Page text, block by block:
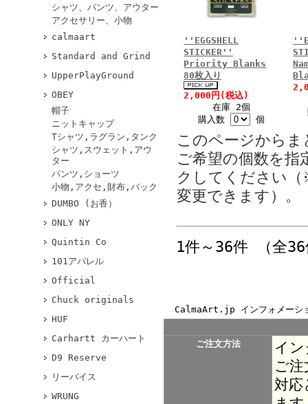
シャツ、パンツ、アウター
アクセサリー、小物
calmaart
Standard and Grind
UpperPlayGround
OBEY
帽子
ニットキャップ
Tシャツ,ラグラン,タンク
シャツ,スウェット,アウ
ター
パンツ,ショーツ
小物,アクセ,財布,バック
DUMBO (お香）
ONLY NY
Quintin Co
101アパレル
Official
Chuck originals
HUF
Carhartt カーハート
D9 Reserve
リーバイス
WRUNG
''EGGSHELL
STICKER''
Priority Blanks
80枚入り
2,000円(税込)
在庫 2個
購入数
個
このページから
ご希望の個数を
クしてください
変更できます）。
1件～36件 （全36
CalmaArt.jp インフォメーシ
ご注文方法
イ
ご
対